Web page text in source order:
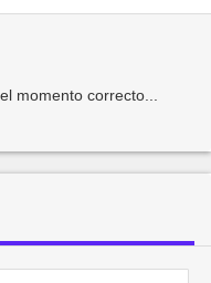
momento correcto...